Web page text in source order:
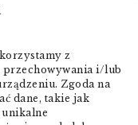
z
i/lub
Zgoda na
dane, takie jak
dorosłych i
-